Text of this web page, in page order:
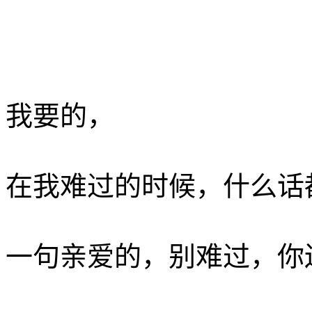
我要的， ­
在我难过的时候，什么
一句亲爱的，别难过，